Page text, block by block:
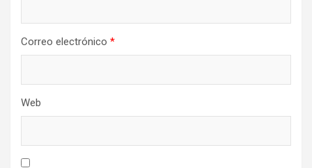
Correo electrónico *
Web